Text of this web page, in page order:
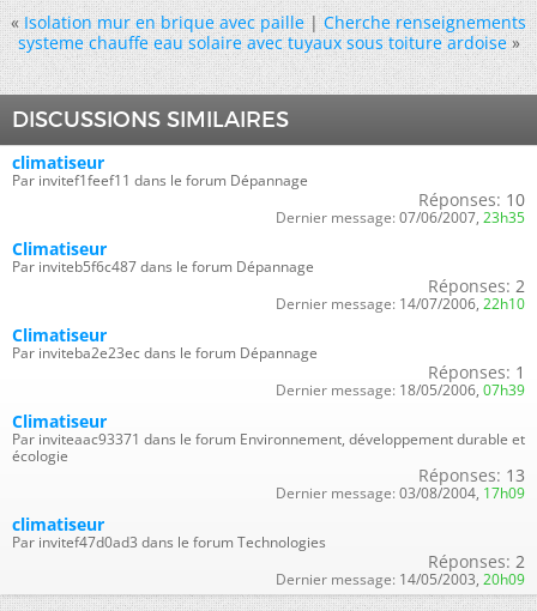
« Isolation mur en brique avec paille|Cherche renseignements
systeme chauffe eau solaire avec tuyaux sous toiture ardoise »
DISCUSSIONS SIMILAIRES
climatiseur
Par invitef1feef11 dans le forum Dépannage
Réponses: 10
Dernier message: 07/06/2007, 23h35
Climatiseur
Par inviteb5f6c487 dans le forum Dépannage
Réponses: 2
Dernier message: 14/07/2006, 22h10
Climatiseur
Par inviteba2e23ec dans le forum Dépannage
Réponses: 1
Dernier message: 18/05/2006, 07h39
Climatiseur
Par inviteaac93371 dans le forum Environnement, développement durable et
écologie
Réponses: 13
Dernier message: 03/08/2004, 17h09
climatiseur
Par invitef47d0ad3 dans le forum Technologies
Réponses: 2
Dernier message: 14/05/2003, 20h09